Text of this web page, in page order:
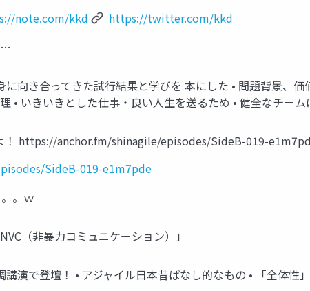
note.com/kkd
https://twitter.com/kkd
…
向き合ってきた試行結果と学びを 本にした • 問題背景、
• いきいきとした仕事・良い人生を送るため • 健全なチー
！ https://anchor.fm/shinagile/episodes/SideB-019-
SideB-019-e1m7pde
。ｗ
（非暴力コミュニケーション）」
演で登壇！ • アジャイル日本昔ばなし的なもの • 「全体性